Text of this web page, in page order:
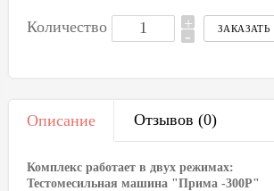
Количество +
-
Описание Отзывов (0)
Комплекс работает в двух режимах:
Тестомесильная машина "Прима -300Р"